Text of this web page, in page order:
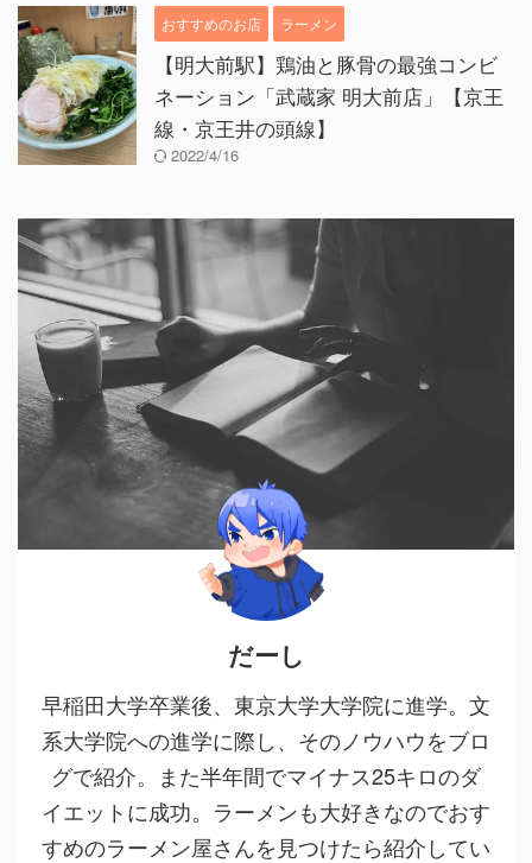
おすすめのお店 ラーメン
【明大前駅】鶏油と豚骨の最強コンビ
ネーション「武蔵家 明大前店」【京王
線・京王井の頭線】
2022/4/16
だーし
早稲田大学卒業後、東京大学大学院に進学。文
系大学院への進学に際し、そのノウハウをブロ
グで紹介。また半年間でマイナス25キロのダ
イエットに成功。ラーメンも大好きなのでおす
すめのラーメン屋さんを見つけたら紹介してい